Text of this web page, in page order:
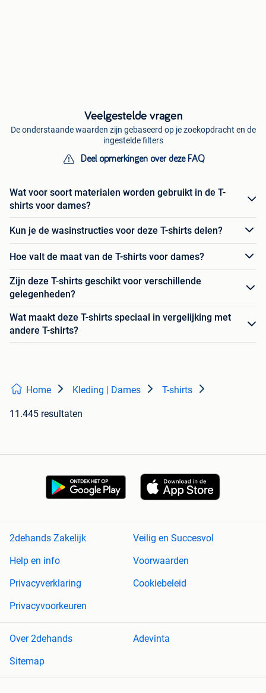
Veelgestelde vragen
De onderstaande waarden zijn gebaseerd op je zoekopdracht en de
ingestelde filters
Deel opmerkingen over deze FAQ
Wat voor soort materialen worden gebruikt in de T-
shirts voor dames?
Kun je de wasinstructies voor deze T-shirts delen?
Hoe valt de maat van de T-shirts voor dames?
Zijn deze T-shirts geschikt voor verschillende
gelegenheden?
Wat maakt deze T-shirts speciaal in vergelijking met
andere T-shirts?
Home Kleding | Dames T-shirts
11.445 resultaten
2dehands Zakelijk
Veilig en Succesvol
Help en info
Voorwaarden
Privacyverklaring
Cookiebeleid
Privacyvoorkeuren
Over 2dehands
Adevinta
Sitemap